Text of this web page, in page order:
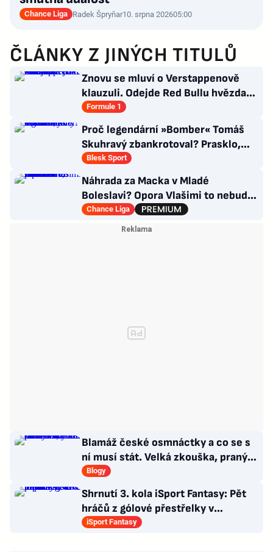
Chance Liga Radek Špryňar10. srpna 202605:00
ČLÁNKY Z JINÝCH TITULŮ
Znovu se mluví o Verstappenově
klauzuli. Odejde Red Bullu hvězda?
Možnosti jsou omezené
Formule 1
Proč legendární »Bomber« Tomáš
Skuhravý zbankrotoval? Prasklo,
kde dluží miliony!
Blesk Sport
Náhrada za Macka v Mladé
Boleslavi? Opora Vlašimi to nebude,
přichází záložník Baníku
Chance Liga
Blamáž české osmnáctky a co se s
ní musí stát. Velká zkouška, pranýř
není na místě
Blogy
Shrnutí 3. kola iSport Fantasy: Pět
hráčů z gólové přestřelky v
Teplicích v ideální sestavě
iSport Fantasy